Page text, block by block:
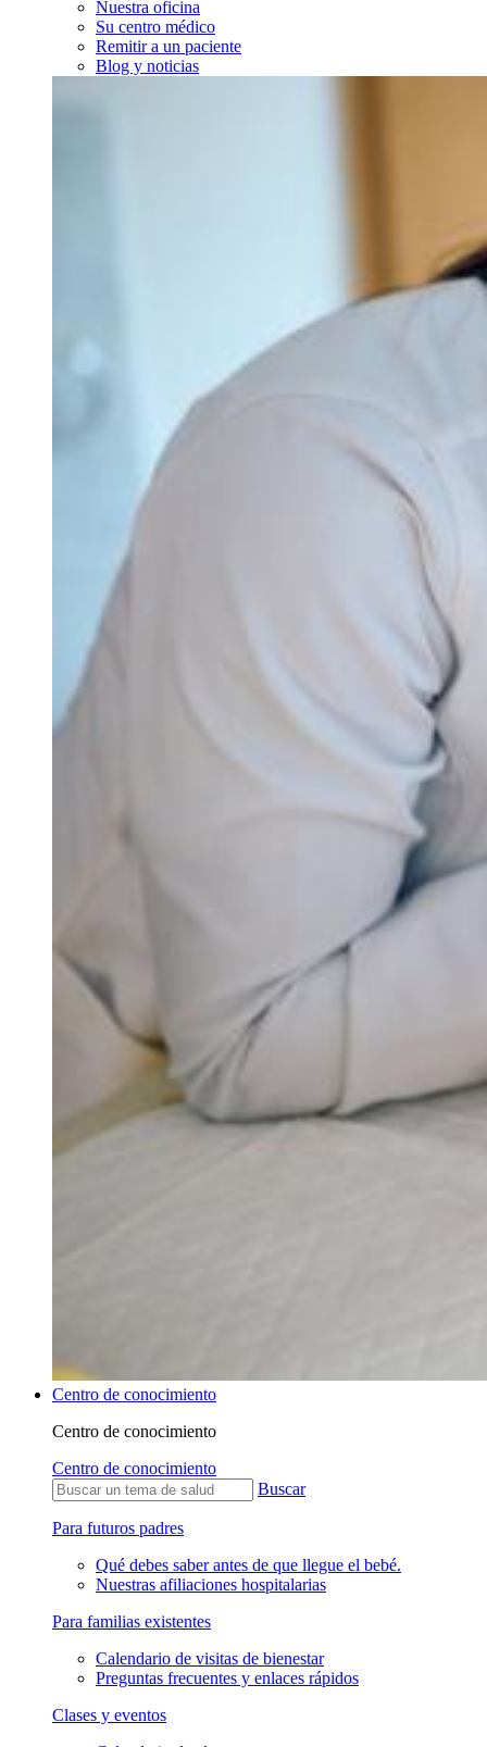
Nuestra oficina
Su centro médico
Remitir a un paciente
Blog y noticias
Centro de conocimiento
Centro de conocimiento
Centro de conocimiento
Buscar
Para futuros padres
Qué debes saber antes de que llegue el bebé.
Nuestras afiliaciones hospitalarias
Para familias existentes
Calendario de visitas de bienestar
Preguntas frecuentes y enlaces rápidos
Clases y eventos